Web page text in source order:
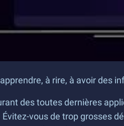
à rire, à avoir des
des toutes dernières
vous de trop grosses